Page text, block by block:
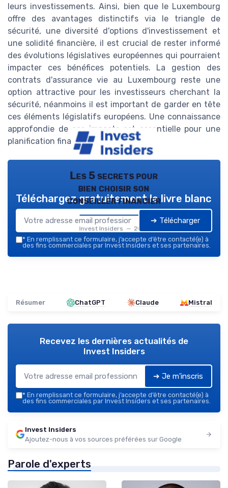
leurs investissements. Ainsi, bien que le Luxembourg
offre des avantages distinctifs via le triangle de
sécurité, une diversité d'options d'investissement et
une solidité financière, il est crucial de rester informé
des évolutions législatives européennes qui pourraient
impacter ces bénéfices potentiels. La gestion des
contrats d'assurance vie au Luxembourg reste une
option attractive pour les investisseurs cherchant la
sécurité, néanmoins il est important de garder en tête
ces éléments législatifs européens. Une connaissance
approfondie de ces impacts est essentielle pour une
planification financière sereine.
Les 5 secrets pour
bien choisir son
conseiller financier
Invest Insiders — 2026
Téléchargez gratuitement le livre blanc
➔ Télécharger
* En remplissant ce formulaire, j’accepte d’être contacté(e) à
des fins commerciales par Invest Insiders et ses partenaires.
Résumer ChatGPT Claude Mistral
Recevez les dernières actualités de
Invest Insiders
➔ Je m'inscris
* En remplissant ce formulaire, j’accepte d’être contacté(e) à
des fins commerciales par Invest Insiders et ses partenaires.
Invest Insiders
Ajoutez-nous à vos sources préférées sur Google
Parole d'experts